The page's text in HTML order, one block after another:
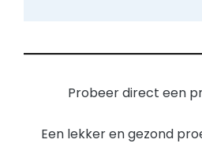
Probeer direct een
Een lekker en gezond